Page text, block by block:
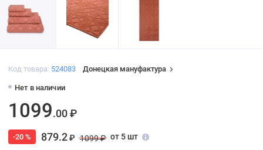
Код товара: 524083 Донецкая мануфактура
Нет в наличии
1099.00 ₽
-20 % 879.2₽ 1099 ₽ от 5 шт